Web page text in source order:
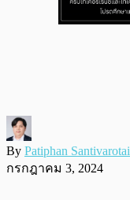
By Patiphan Santivarotai
กรกฎาคม 3, 2024